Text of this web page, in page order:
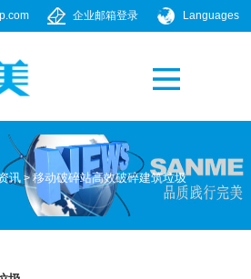
Languages
企业邮箱登录
讯 >移动破碎站高效破碎建筑垃圾